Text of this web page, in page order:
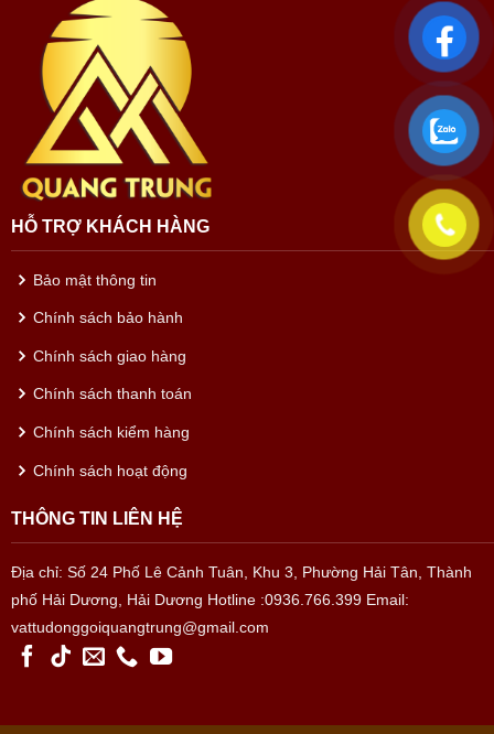
HỖ TRỢ KHÁCH HÀNG
Bảo mật thông tin
Chính sách bảo hành
Chính sách giao hàng
Chính sách thanh toán
Chính sách kiểm hàng
Chính sách hoạt động
THÔNG TIN LIÊN HỆ
Địa chỉ: Số 24 Phố Lê Cảnh Tuân, Khu 3, Phường Hải Tân, Thành
phố Hải Dương, Hải Dương Hotline :0936.766.399 Email:
vattudonggoiquangtrung@gmail.com